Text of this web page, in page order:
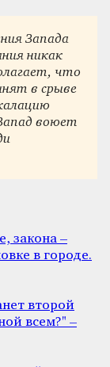
Запада
никак
что
в срыве
воюет
закона –
в городе.
второй
всем?" –